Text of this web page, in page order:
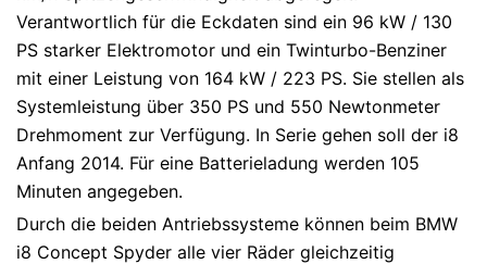
Verantwortlich für die Eckdaten sind ein 96 kW / 130
PS starker Elektromotor und ein Twinturbo-Benziner
mit einer Leistung von 164 kW / 223 PS. Sie stellen als
Systemleistung über 350 PS und 550 Newtonmeter
Drehmoment zur Verfügung. In Serie gehen soll der i8
Anfang 2014. Für eine Batterieladung werden 105
Minuten angegeben.
Durch die beiden Antriebssysteme können beim BMW
i8 Concept Spyder alle vier Räder gleichzeitig